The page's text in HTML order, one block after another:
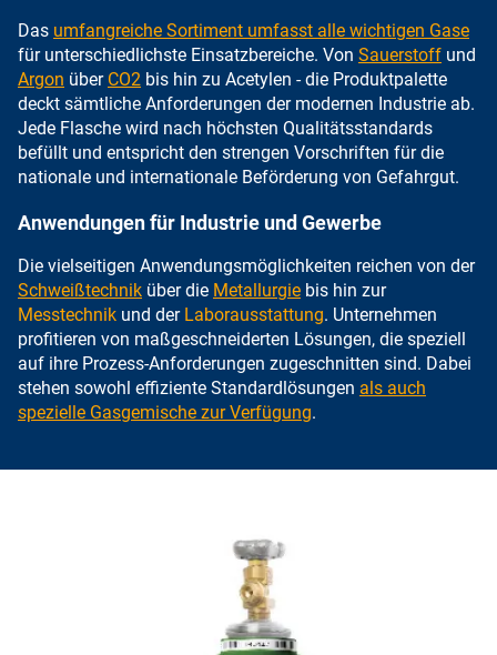
Das umfangreiche Sortiment umfasst alle wichtigen Gase
für unterschiedlichste Einsatzbereiche. Von Sauerstoff und
Argon über CO2 bis hin zu Acetylen - die Produktpalette
deckt sämtliche Anforderungen der modernen Industrie ab.
Jede Flasche wird nach höchsten Qualitätsstandards
befüllt und entspricht den strengen Vorschriften für die
nationale und internationale Beförderung von Gefahrgut.
Anwendungen für Industrie und Gewerbe
Die vielseitigen Anwendungsmöglichkeiten reichen von der
Schweißtechnik über die Metallurgie bis hin zur
Messtechnik und der Laborausstattung. Unternehmen
profitieren von maßgeschneiderten Lösungen, die speziell
auf ihre Prozess-Anforderungen zugeschnitten sind. Dabei
stehen sowohl effiziente Standardlösungen als auch
spezielle Gasgemische zur Verfügung.